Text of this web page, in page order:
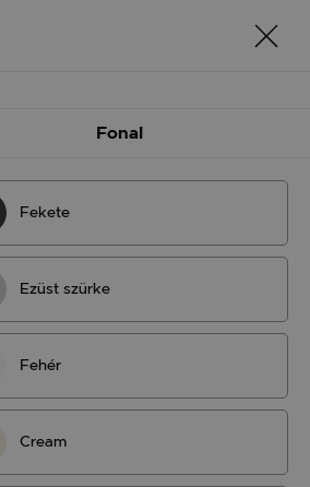
Fonal
Fekete
Ezüst szürke
Fehér
Cream